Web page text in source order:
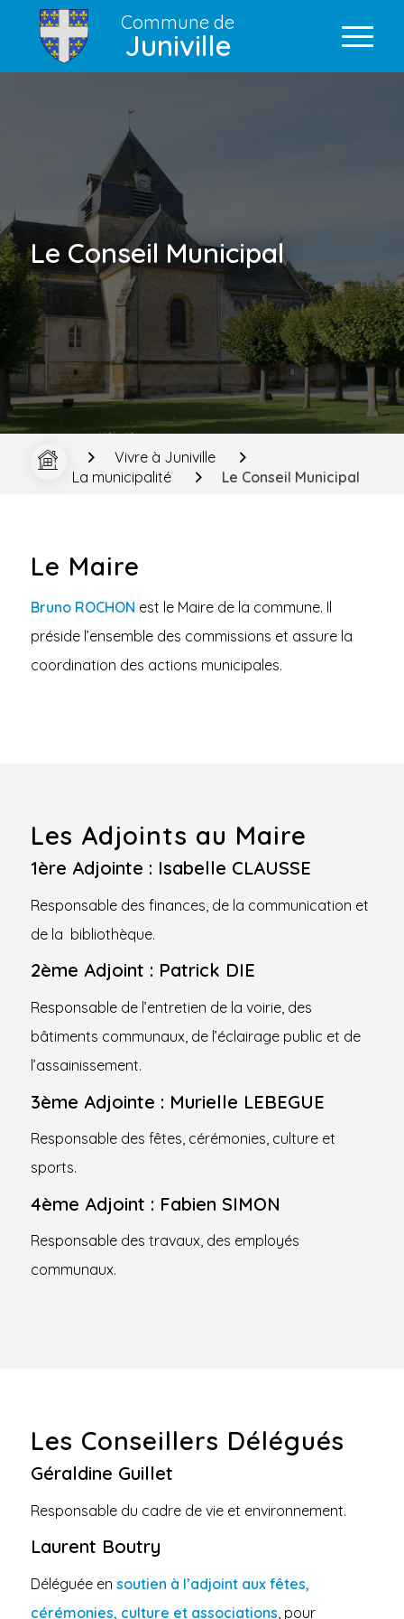
Commune de
Juniville
Le Conseil Municipal
Vivre à Juniville
La municipalité
Le Conseil Municipal
Le Maire
Bruno ROCHON est le Maire de la commune. Il
préside l’ensemble des commissions et assure la
coordination des actions municipales.
Les Adjoints au Maire
1ère Adjointe : Isabelle CLAUSSE
Responsable des finances, de la communication et
de la bibliothèque.
2ème Adjoint : Patrick DIE
Responsable de l’entretien de la voirie, des
bâtiments communaux, de l’éclairage public et de
l’assainissement.
3ème Adjointe : Murielle LEBEGUE
Responsable des fêtes, cérémonies, culture et
sports.
4ème Adjoint : Fabien SIMON
Responsable des travaux, des employés
communaux.
Les Conseillers Délégués
Géraldine Guillet
Responsable du cadre de vie et environnement.
Laurent Boutry
Déléguée en soutien à l’adjoint aux fêtes,
cérémonies, culture et associations , pour